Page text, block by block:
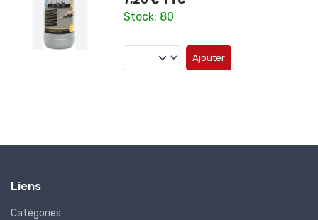
Stock: 80
Ajouter
Liens
Catégories